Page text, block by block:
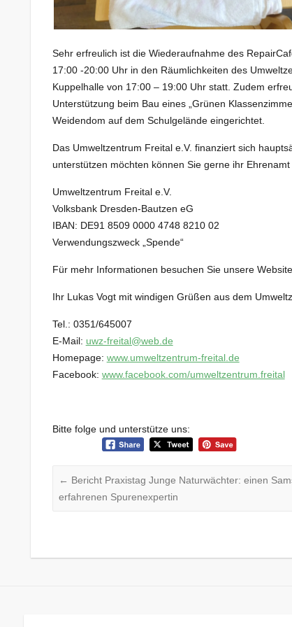
Sehr erfreulich ist die Wiederaufnahme des
17:00 -20:00 Uhr in den Räumlichkeiten des
Kuppelhalle von 17:00 – 19:00 Uhr statt. Zudem
Unterstützung beim Bau eines „Grünen
Weidendom auf dem Schulgelände eingerichtet.
Das Umweltzentrum Freital e.V. finanziert sich
unterstützen möchten können Sie gerne ihr
Umweltzentrum Freital e.V.
Volksbank Dresden-Bautzen eG
IBAN: DE91 8509 0000 4748 8210 02
Verwendungszweck „Spende“
Für mehr Informationen besuchen Sie unsere
Ihr Lukas Vogt mit windigen Grüßen aus dem
Tel.: 0351/645007
E-Mail: uwz-freital@web.de
Homepage: www.umweltzentrum-freital.de
Facebook: www.facebook.com/umweltzentrum.freital
Bitte folge und unterstütze uns:
← Bericht Praxistag Junge Naturwächter: einen
erfahrenen Spurenexpertin